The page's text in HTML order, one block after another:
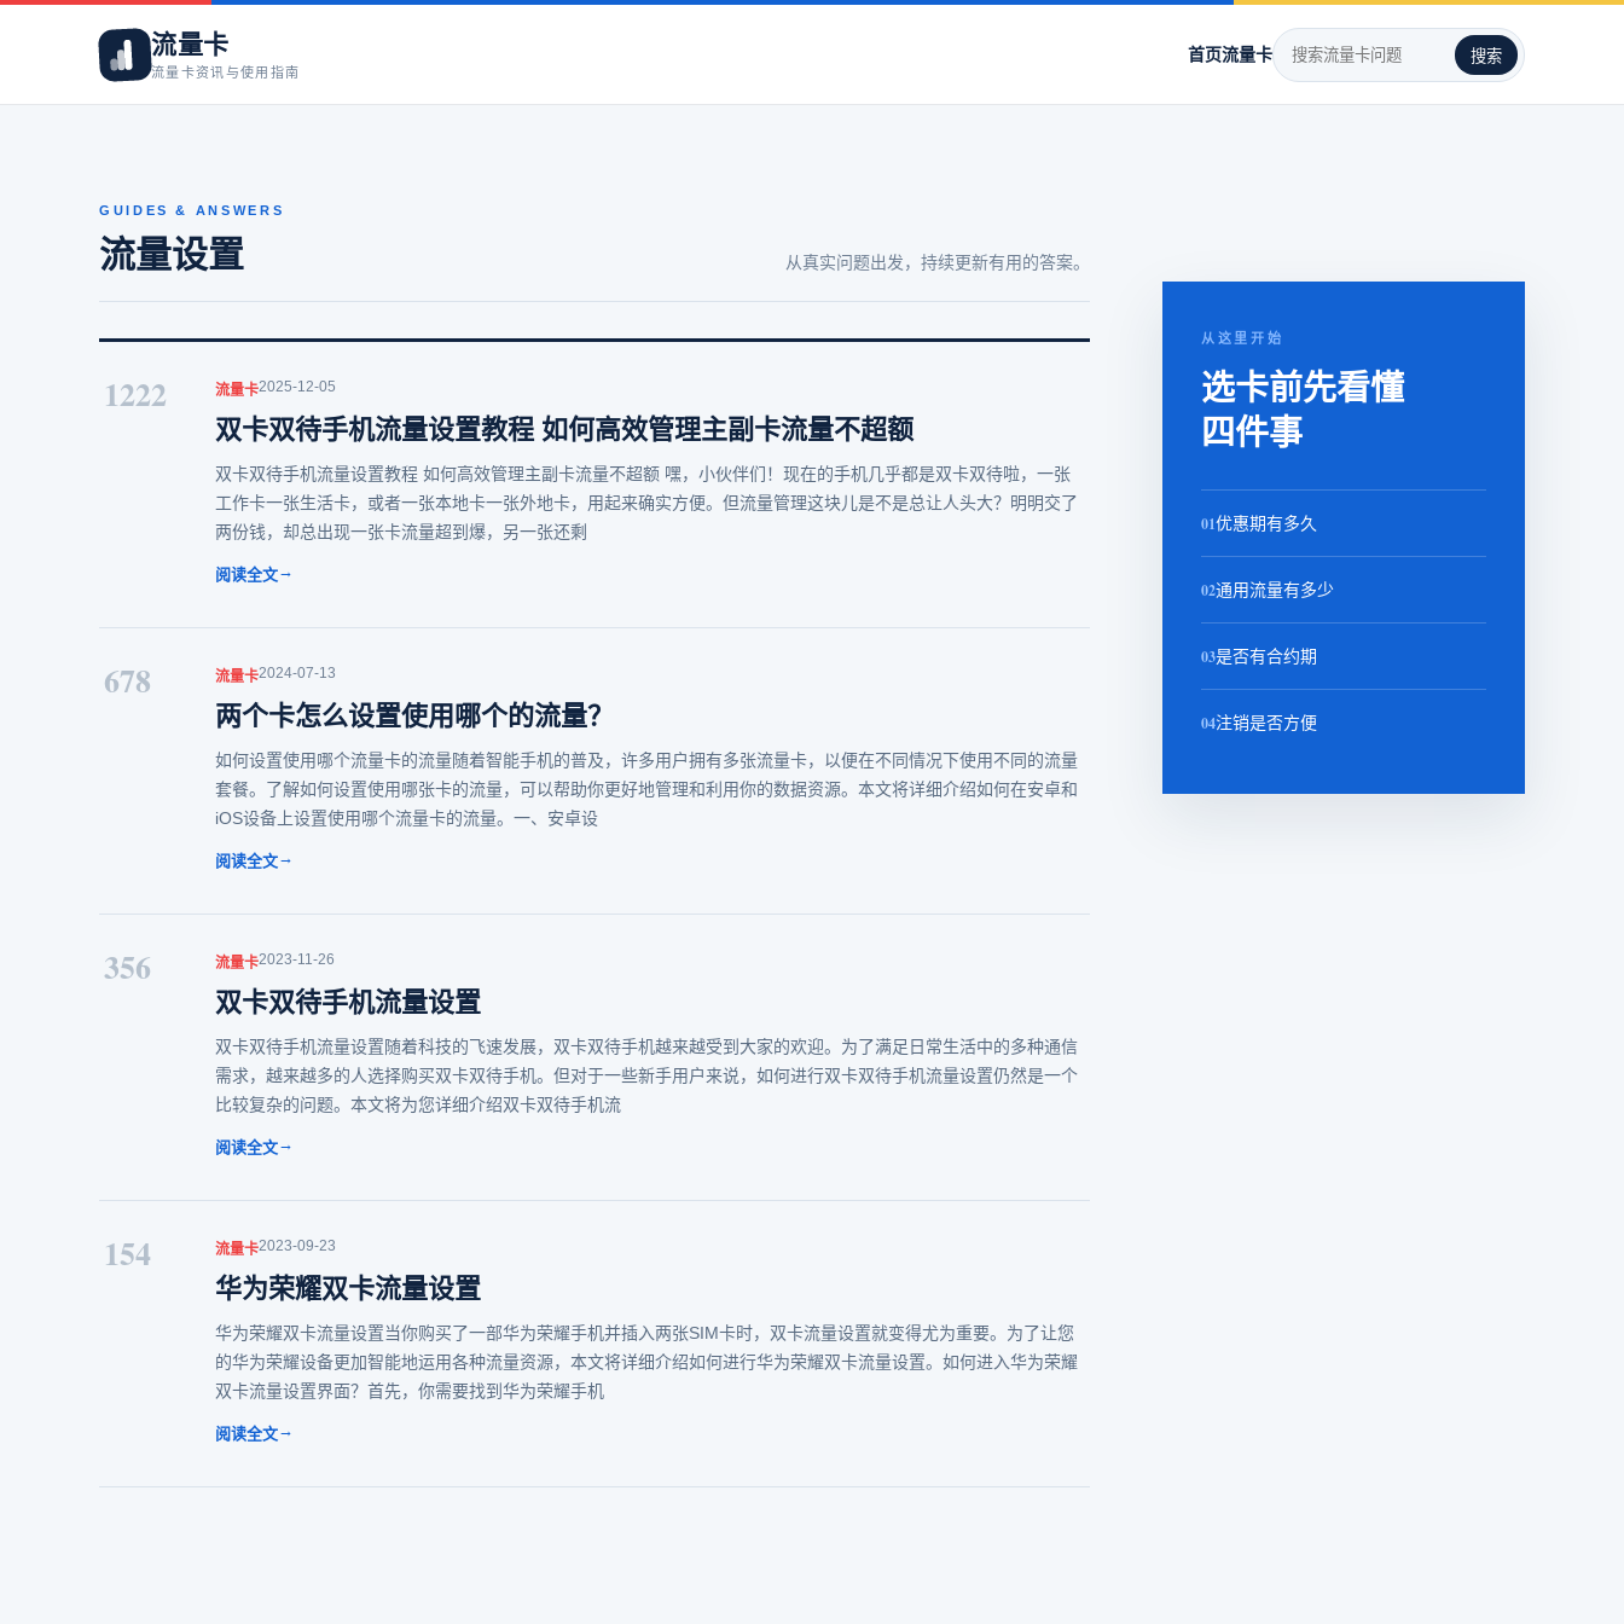
流量卡
流量卡资讯与使用指南
首页流量卡 搜索
GUIDES & ANSWERS
流量设置 从真实问题出发，持续更新有用的答案。
1222 流量卡2025-12-05
双卡双待手机流量设置教程 如何高效管理主副卡流量不超额
双卡双待手机流量设置教程 如何高效管理主副卡流量不超额 嘿，小伙伴们！现在的手机几乎都是双卡双待啦，一张
工作卡一张生活卡，或者一张本地卡一张外地卡，用起来确实方便。但流量管理这块儿是不是总让人头大？明明交了
两份钱，却总出现一张卡流量超到爆，另一张还剩
阅读全文→
678 流量卡2024-07-13
两个卡怎么设置使用哪个的流量？
如何设置使用哪个流量卡的流量随着智能手机的普及，许多用户拥有多张流量卡，以便在不同情况下使用不同的流量
套餐。了解如何设置使用哪张卡的流量，可以帮助你更好地管理和利用你的数据资源。本文将详细介绍如何在安卓和
iOS设备上设置使用哪个流量卡的流量。一、安卓设
阅读全文→
356 流量卡2023-11-26
双卡双待手机流量设置
双卡双待手机流量设置随着科技的飞速发展，双卡双待手机越来越受到大家的欢迎。为了满足日常生活中的多种通信
需求，越来越多的人选择购买双卡双待手机。但对于一些新手用户来说，如何进行双卡双待手机流量设置仍然是一个
比较复杂的问题。本文将为您详细介绍双卡双待手机流
阅读全文→
154 流量卡2023-09-23
华为荣耀双卡流量设置
华为荣耀双卡流量设置当你购买了一部华为荣耀手机并插入两张SIM卡时，双卡流量设置就变得尤为重要。为了让您
的华为荣耀设备更加智能地运用各种流量资源，本文将详细介绍如何进行华为荣耀双卡流量设置。如何进入华为荣耀
双卡流量设置界面？首先，你需要找到华为荣耀手机
阅读全文→
从这里开始
选卡前先看懂
四件事
01优惠期有多久
02通用流量有多少
03是否有合约期
04注销是否方便